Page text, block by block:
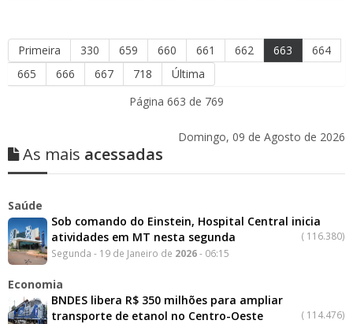
Primeira 330 659 660 661 662 663
664
665
666 667 718
Última
Página 663 de 769
Domingo, 09 de Agosto de 2026
As mais acessadas
Saúde
Sob comando do Einstein, Hospital Central inicia
atividades em MT nesta segunda
( 116.380)
Segunda - 19 de Janeiro de 2026- 06:15
Economia
BNDES libera R$ 350 milhões para ampliar
transporte de etanol no Centro-Oeste
( 114.476)